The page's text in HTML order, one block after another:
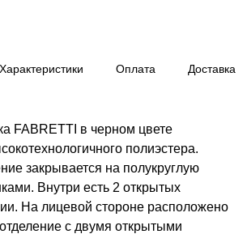
Характеристики Оплата Доставка
FABRETTI в черном цвете
полиэстера.
закрывается на полукруглую
Внутри есть 2 открытых
На лицевой стороне расположено
с двумя открытыми